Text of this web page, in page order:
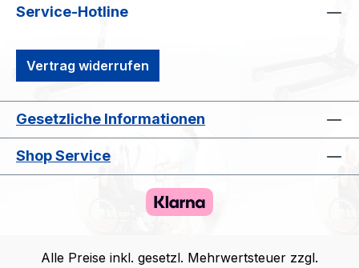
Service-Hotline
Vertrag widerrufen
Gesetzliche Informationen
Shop Service
Alle Preise inkl. gesetzl. Mehrwertsteuer zzgl.